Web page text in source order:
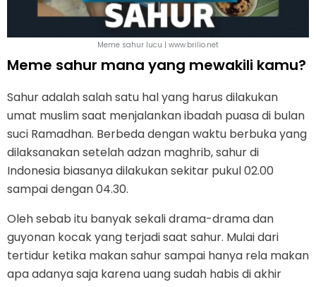
Meme sahur lucu | www.brilio.net
Meme sahur mana yang mewakili kamu?
Sahur adalah salah satu hal yang harus dilakukan
umat muslim saat menjalankan ibadah puasa di bulan
suci Ramadhan. Berbeda dengan waktu berbuka yang
dilaksanakan setelah adzan maghrib, sahur di
Indonesia biasanya dilakukan sekitar pukul 02.00
sampai dengan 04.30.
Oleh sebab itu banyak sekali drama-drama dan
guyonan kocak yang terjadi saat sahur. Mulai dari
tertidur ketika makan sahur sampai hanya rela makan
apa adanya saja karena uang sudah habis di akhir